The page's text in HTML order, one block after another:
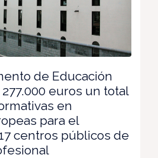
de Educación
euros un total
en
para el
centros públicos de